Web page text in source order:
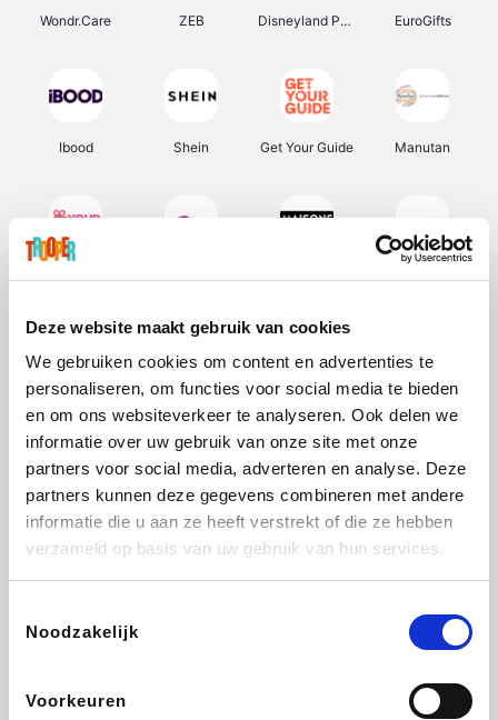
Deze website maakt gebruik van cookies
We gebruiken cookies om content en advertenties te
personaliseren, om functies voor social media te bieden
en om ons websiteverkeer te analyseren. Ook delen we
informatie over uw gebruik van onze site met onze
partners voor social media, adverteren en analyse. Deze
partners kunnen deze gegevens combineren met andere
informatie die u aan ze heeft verstrekt of die ze hebben
verzameld op basis van uw gebruik van hun services.
Noodzakelijk
Voorkeuren
Wondr.Care ZEB Disneyland Paris EuroGifts
Ibood Shein Get Your Guide Manutan
Weekendesk Sarenza Schiesser Interhome
Lufthansa